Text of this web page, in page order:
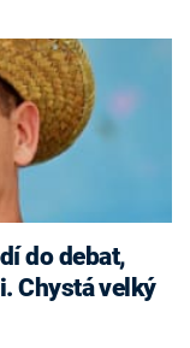
do debat,
Chystá velký